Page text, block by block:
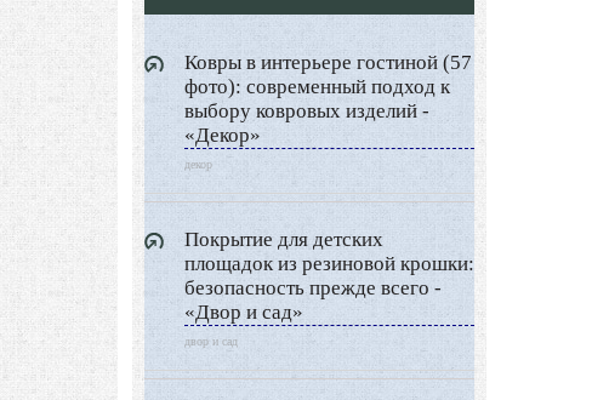
Дизайн Саун
Типы Бань
Экстерьер
Декор
Двор и сад
Архитектура
Дизайн интерьера
Ландшафтный дизайн
LIMITED EDITION
Видео новости
Ковры в интерьере гостиной (57
фото): современный подход к
выбору ковровых изделий -
«Декор»
декор
Покрытие для детских
площадок из резиновой крошки:
безопасность прежде всего -
«Двор и сад»
двор и сад